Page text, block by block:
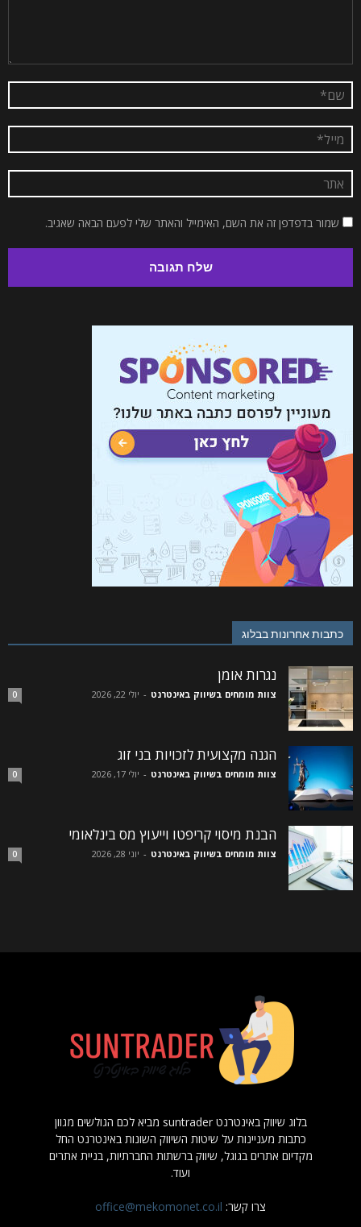
שמור בדפדפן זה את השם, האימייל והאתר שלי לפעם הבאה שאגיב.
כתבות אחרונות בבלוג
נגרות אומן
צוות מומחים בשיווק באינטרנט - יולי 22, 2026 0
הגנה מקצועית לזכויות בני זוג
צוות מומחים בשיווק באינטרנט - יולי 17, 2026 0
הבנת מיסוי קריפטו וייעוץ מס בינלאומי
צוות מומחים בשיווק באינטרנט - יוני 28, 2026 0
בלוג שיווק באינטרנט suntrader מביא לכם הגולשים מגוון
כתבות מעניינות על שיטות השיווק השונות באינטרנט החל
מקדיום אתרים בגוגל, שיווק ברשתות החברתיות, בניית אתרים
ועוד.
צרו קשר: office@mekomonet.co.il